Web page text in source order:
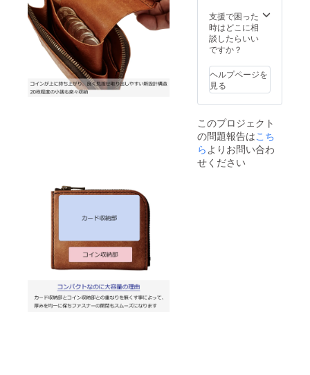
トなが
ら大容
量を実
現
l ヌメ革
(手染め
染色)
Color
デー
ション
パープ
ル Size
W120 ×
支援で困った
時はどこに相
談したらいい
ですか？
ヘルプページを
見る
このプロジェクト
の問題報告はこち
ら よりお問い合わ
せください